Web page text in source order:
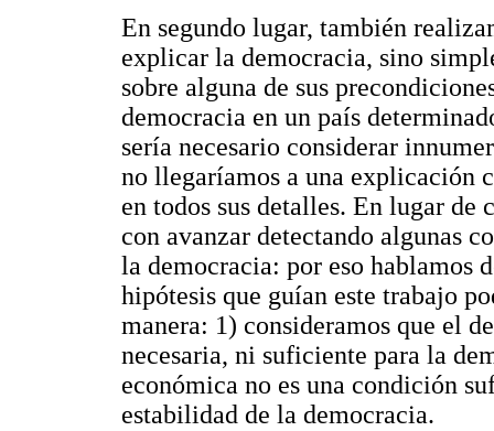
En segundo lugar, también
explicar la democracia, sino
sobre alguna de sus
democracia en un país
sería necesario considerar
no llegaríamos a una explicación
en todos sus detalles. En lugar de
con avanzar detectando algunas
la democracia: por eso hablamos
hipótesis que guían este trabajo
manera: 1) consideramos que el
necesaria, ni suficiente para la
económica no es una condición
estabilidad de la democracia.